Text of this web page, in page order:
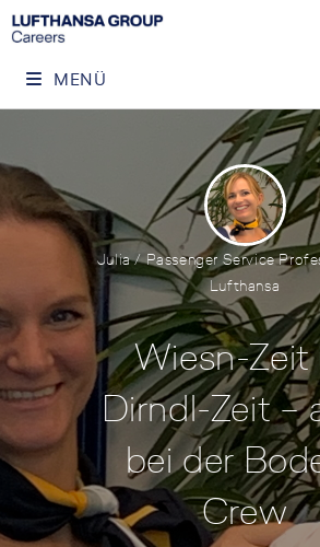
MENÜ
Julia / Passenger Service
Lufthansa
Wiesn-Zeit
Dirndl-Zeit –
bei der
Crew